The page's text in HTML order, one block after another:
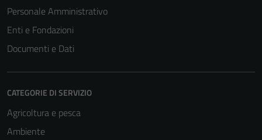
Personale Amministrativo
Enti e Fondazioni
Documenti e Dati
CATEGORIE DI SERVIZIO
Agricoltura e pesca
Ambiente